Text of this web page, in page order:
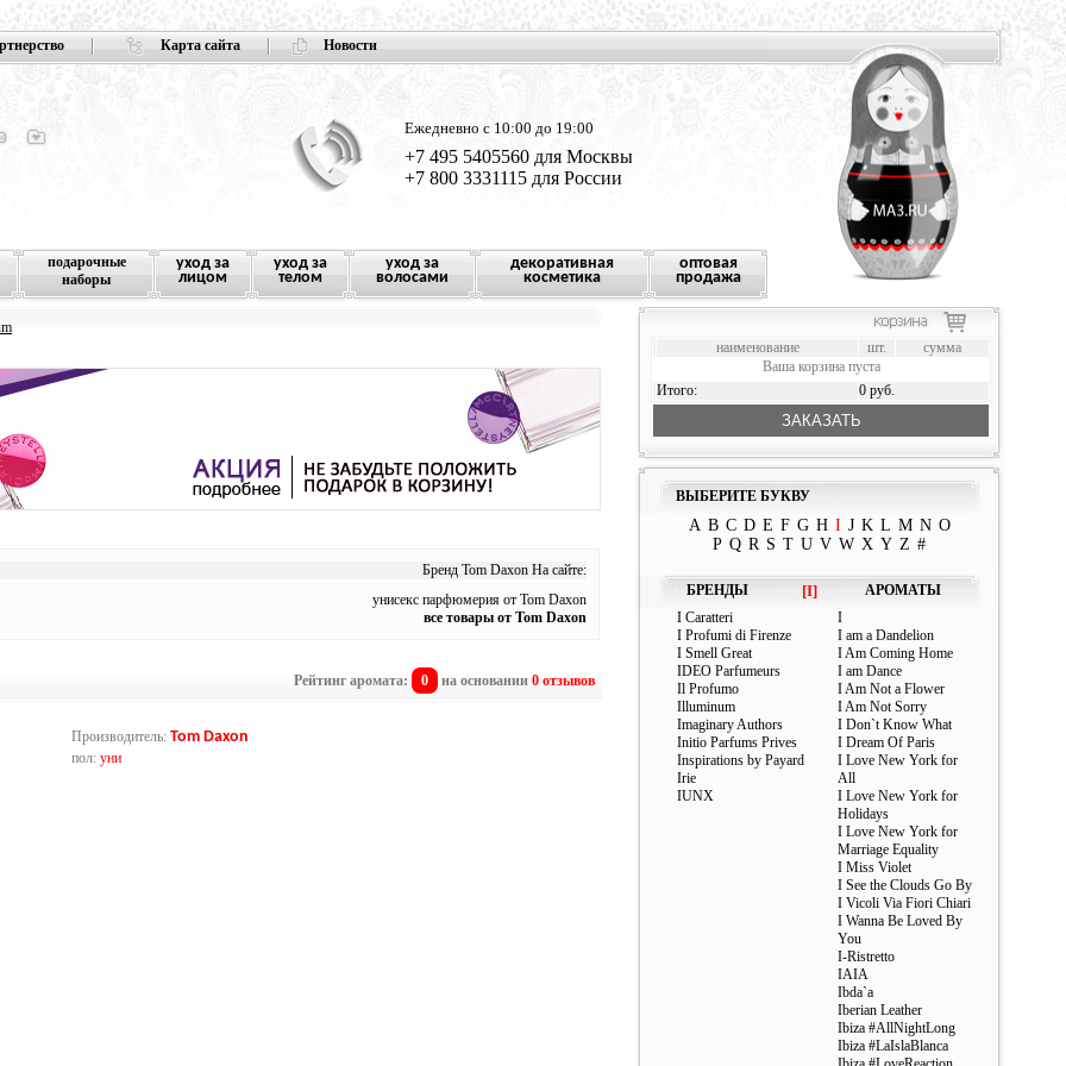
Карта сайта Новости
Ежедневно с 10:00 до 19:00
+7 495 5405560 для Москвы
+7 800 3331115 для России
подарочные
наборы
уход за
лицом
уход за
телом
уход за
волосами
декоративная
косметика
оптовая
продажа
Бренд Tom Daxon На сайте:
унисекс парфюмерия от Tom Daxon
все товары от Tom Daxon
Рейтинг аромата: 0 на основании 0 отзывов
Производитель: Tom Daxon
пол: уни
наименование шт.
сумма
Ваша корзина пуста
Итого:
0 руб.
ЗАКАЗАТЬ
ВЫБЕРИТЕ БУКВУ
A B C D E F G H I J K L M N O
P Q R S T U V W X Y Z #
БРЕНДЫ [I]
АРОМАТЫ
I Caratteri
I Profumi di Firenze
I Smell Great
IDEO Parfumeurs
Il Profumo
Illuminum
Imaginary Authors
Initio Parfums Prives
Inspirations by Payard
Irie
IUNX
I
I am a Dandelion
I Am Coming Home
I am Dance
I Am Not a Flower
I Am Not Sorry
I Don`t Know What
I Dream Of Paris
I Love New York for
All
I Love New York for
Holidays
I Love New York for
Marriage Equality
I Miss Violet
I See the Clouds Go By
I Vicoli Via Fiori Chiari
I Wanna Be Loved By
You
I-Ristretto
IAIA
Ibda`a
Iberian Leather
Ibiza #AllNightLong
Ibiza #LaIslaBlanca